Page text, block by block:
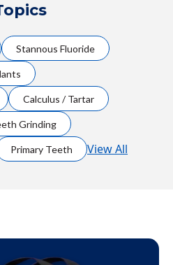
Stannous Fluoride
Calculus / Tartar
Grinding
Primary Teeth View All